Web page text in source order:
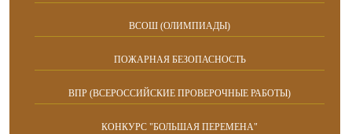
ВСОШ (ОЛИМПИАДЫ)
ПОЖАРНАЯ БЕЗОПАСНОСТЬ
ВПР (ВСЕРОССИЙСКИЕ ПРОВЕРОЧНЫЕ РАБОТЫ)
КОНКУРС "БОЛЬШАЯ ПЕРЕМЕНА"